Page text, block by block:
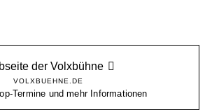
der Volxbühne
VOLXBUEHNE.DE
Termine und mehr Informationen